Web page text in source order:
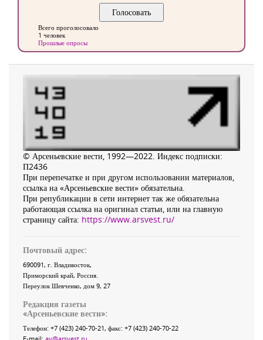
Всего проголосовало
1 человек
Прошлые опросы
© Арсеньевские вести, 1992—2022. Индекс подписки:
П2436
При перепечатке и при другом использовании материалов,
ссылка на «Арсеньевские вести» обязательна.
При републикации в сети интернет так же обязательна
работающая ссылка на оригинал статьи, или на главную
страницу сайта: https://www.arsvest.ru/
Почтовый адрес:
690091, г. Владивосток,
Приморский край, Россия
Переулок Шевченко, дом 9, 27
Редакция газеты
«Арсеньевские вести»:
Телефон: +7 (423) 240-70-21, факс: +7 (423) 240-70-22